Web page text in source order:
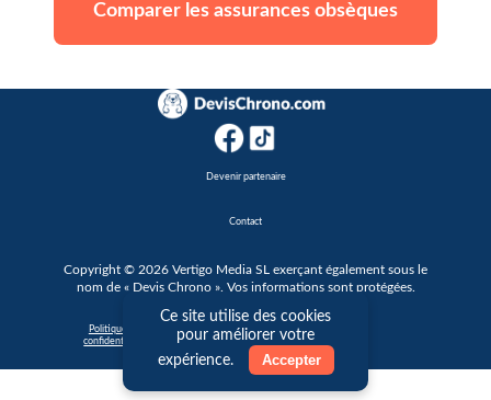
Comparer les assurances obsèques
Ce site utilise des cookies
pour améliorer votre
expérience.
Accepter
Devenir partenaire
Contact
Copyright © 2026 Vertigo Media SL exerçant également sous le
nom de « Devis Chrono ». Vos informations sont protégées.
Politique de
confidentialité
Conditions générales
d'utilisation